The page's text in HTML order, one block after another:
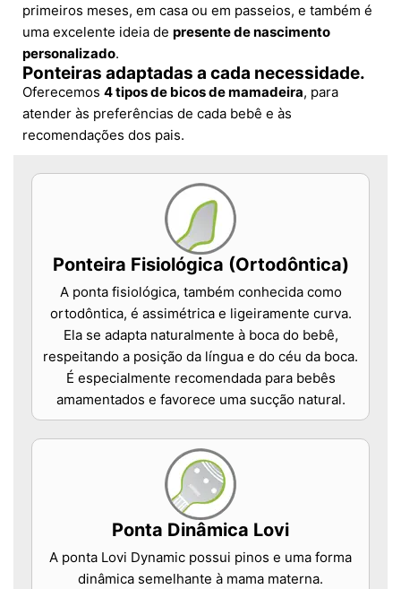
primeiros meses, em casa ou em passeios, e também é
uma excelente ideia de presente de nascimento
personalizado.
Ponteiras adaptadas a cada necessidade.
Oferecemos 4 tipos de bicos de mamadeira, para
atender às preferências de cada bebê e às
recomendações dos pais.
Ponteira Fisiológica (Ortodôntica)
A ponta fisiológica, também conhecida como
ortodôntica, é assimétrica e ligeiramente curva.
Ela se adapta naturalmente à boca do bebê,
respeitando a posição da língua e do céu da boca.
É especialmente recomendada para bebês
amamentados e favorece uma sucção natural.
Ponta Dinâmica Lovi
A ponta Lovi Dynamic possui pinos e uma forma
dinâmica semelhante à mama materna.